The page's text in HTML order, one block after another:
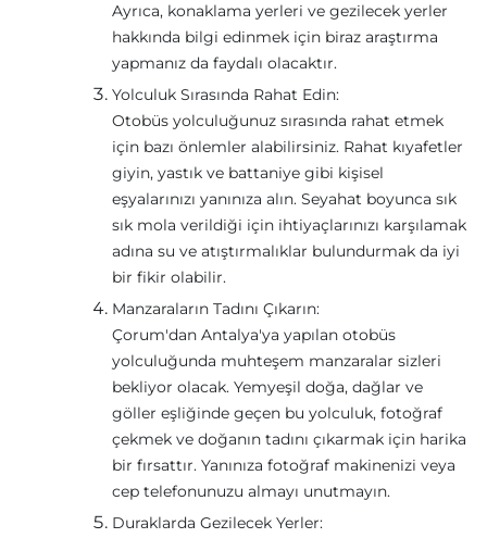
Ayrıca, konaklama yerleri ve gezilecek yerler
hakkında bilgi edinmek için biraz araştırma
yapmanız da faydalı olacaktır.
Yolculuk Sırasında Rahat Edin:
Otobüs yolculuğunuz sırasında rahat etmek
için bazı önlemler alabilirsiniz. Rahat kıyafetler
giyin, yastık ve battaniye gibi kişisel
eşyalarınızı yanınıza alın. Seyahat boyunca sık
sık mola verildiği için ihtiyaçlarınızı karşılamak
adına su ve atıştırmalıklar bulundurmak da iyi
bir fikir olabilir.
Manzaraların Tadını Çıkarın:
Çorum'dan Antalya'ya yapılan otobüs
yolculuğunda muhteşem manzaralar sizleri
bekliyor olacak. Yemyeşil doğa, dağlar ve
göller eşliğinde geçen bu yolculuk, fotoğraf
çekmek ve doğanın tadını çıkarmak için harika
bir fırsattır. Yanınıza fotoğraf makinenizi veya
cep telefonunuzu almayı unutmayın.
Duraklarda Gezilecek Yerler: